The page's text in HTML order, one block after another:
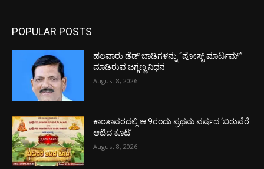
POPULAR POSTS
ಹಲವಾರು ಡೆಡ್ ಬಾಡಿಗಳನ್ನು “ಪೋಸ್ಟ್ ಮಾರ್ಟಮ್”
ಮಾಡಿರುವ ಜಗ್ಗಣ್ಣ ನಿಧನ
August 8, 2026
ಕಾಂತಾವರದಲ್ಲಿ ಆ.9ರಂದು ಪ್ರಥಮ ವರ್ಷದ ‘ಬಿರುವೆರೆ
ಆಟಿದ ಕೂಟ’
August 8, 2026